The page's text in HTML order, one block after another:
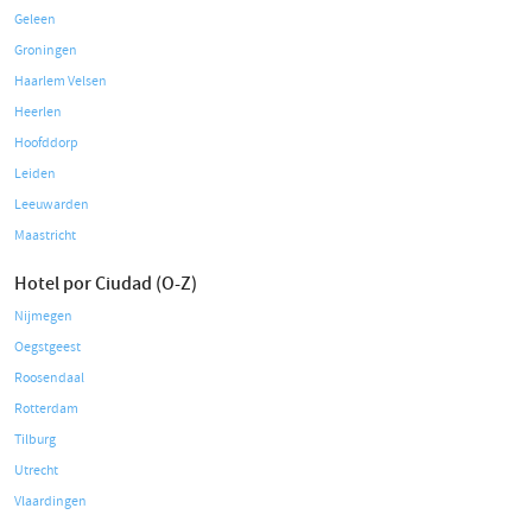
Geleen
Groningen
Haarlem Velsen
Heerlen
Hoofddorp
Leiden
Leeuwarden
Maastricht
Hotel por Ciudad (O-Z)
Nijmegen
Oegstgeest
Roosendaal
Rotterdam
Tilburg
Utrecht
Vlaardingen